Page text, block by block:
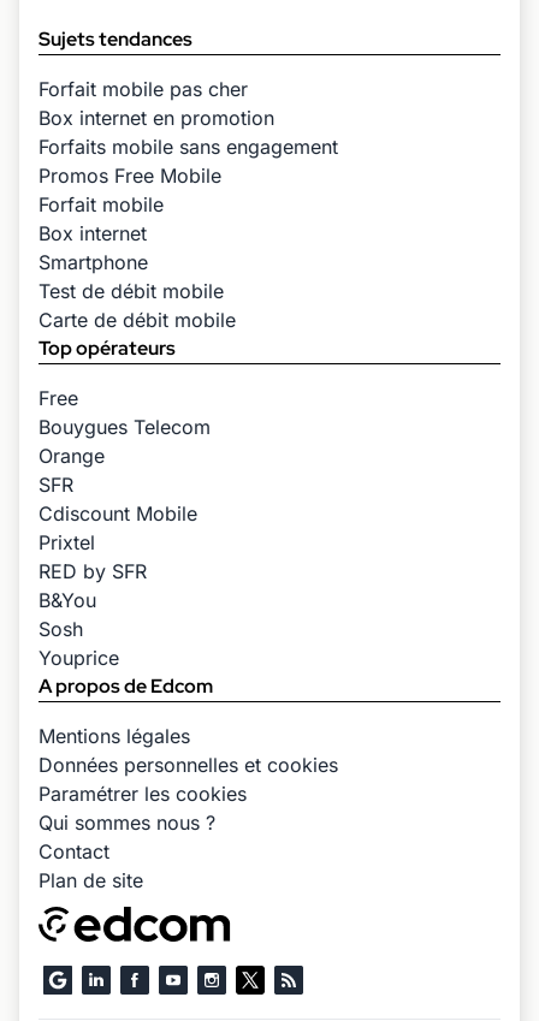
Sujets tendances
Forfait mobile pas cher
Box internet en promotion
Forfaits mobile sans engagement
Promos Free Mobile
Forfait mobile
Box internet
Smartphone
Test de débit mobile
Carte de débit mobile
Top opérateurs
Free
Bouygues Telecom
Orange
SFR
Cdiscount Mobile
Prixtel
RED by SFR
B&You
Sosh
Youprice
A propos de Edcom
Mentions légales
Données personnelles et cookies
Paramétrer les cookies
Qui sommes nous ?
Contact
Plan de site